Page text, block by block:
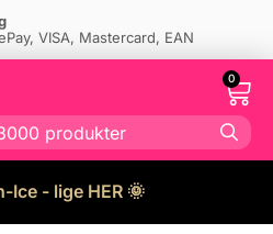
VISA, Mastercard, EAN
0
Ice - lige HER 🌞